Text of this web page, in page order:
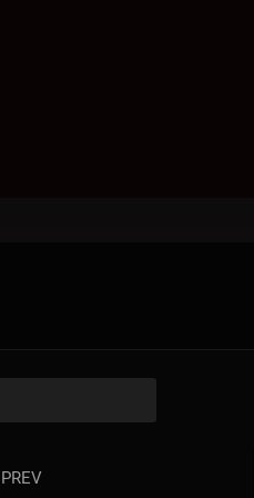
PREV